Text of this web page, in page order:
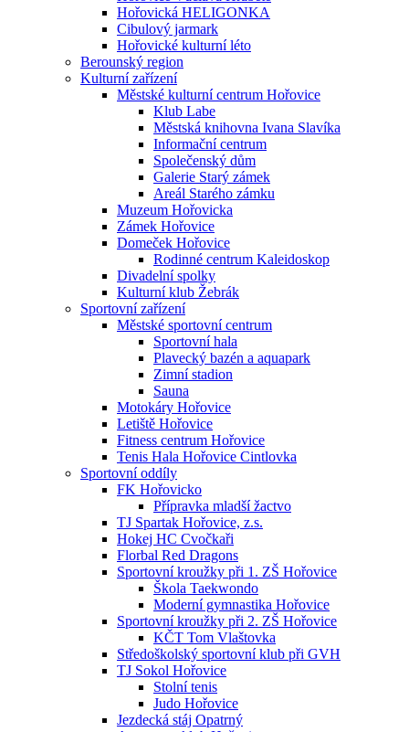
Hořovická HELIGONKA
Cibulový jarmark
Hořovické kulturní léto
Berounský region
Kulturní zařízení
Městské kulturní centrum Hořovice
Klub Labe
Městská knihovna Ivana Slavíka
Informační centrum
Společenský dům
Galerie Starý zámek
Areál Starého zámku
Muzeum Hořovicka
Zámek Hořovice
Domeček Hořovice
Rodinné centrum Kaleidoskop
Divadelní spolky
Kulturní klub Žebrák
Sportovní zařízení
Městské sportovní centrum
Sportovní hala
Plavecký bazén a aquapark
Zimní stadion
Sauna
Motokáry Hořovice
Letiště Hořovice
Fitness centrum Hořovice
Tenis Hala Hořovice Cintlovka
Sportovní oddíly
FK Hořovicko
Přípravka mladší žactvo
TJ Spartak Hořovice, z.s.
Hokej HC Cvočkaři
Florbal Red Dragons
Sportovní kroužky při 1. ZŠ Hořovice
Škola Taekwondo
Moderní gymnastika Hořovice
Sportovní kroužky při 2. ZŠ Hořovice
KČT Tom Vlaštovka
Středoškolský sportovní klub při GVH
TJ Sokol Hořovice
Stolní tenis
Judo Hořovice
Jezdecká stáj Opatrný